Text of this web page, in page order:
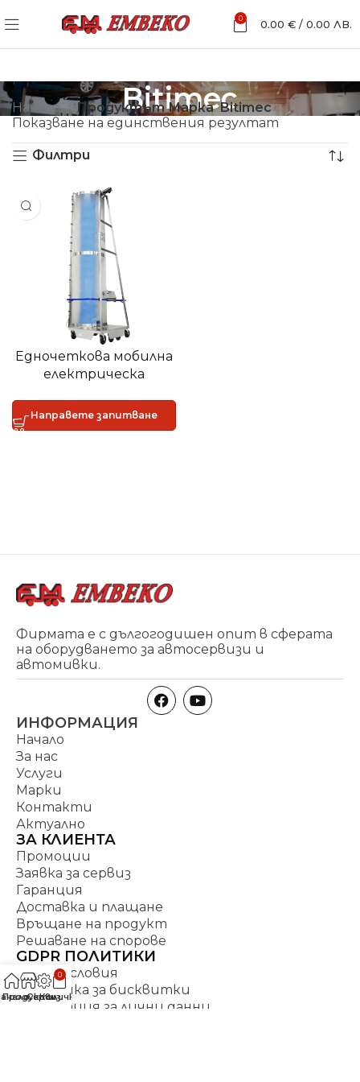
0 0.00 € / 0.00 ЛВ.
Bitimec
Начало Продуктът Марка Bitimec
Показване на единствения резултат
Филтри
Едночеткова мобилна
електрическа
SpeedyWash
Направете запитване
Фирмата е с дългогодишен опит в сферата
на оборудването за автосервизи и
автомивки.
ИНФОРМАЦИЯ
Начало
За нас
Услуги
Марки
Контакти
Актуално
ЗА КЛИЕНТА
Промоции
Заявка за сервиз
Гаранция
Доставка и плащане
Връщане на продукт
Решаване на спорове
GDPR ПОЛИТИКИ
Общи условия
Политика за бисквитки
Декларация за лични данни
Продукти
Сервиз
0
Количка